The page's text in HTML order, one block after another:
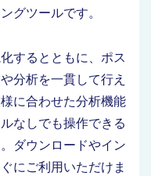
グツールです。
するとともに、ポス
分析を一貫して行え
に合わせた分析機能
なしでも操作できる
ダウンロードやイン
にご利用いただけま